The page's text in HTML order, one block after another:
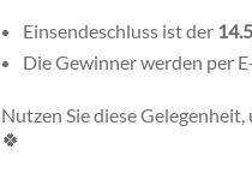
Einsendeschluss ist der
Die Gewinner werden per
Nutzen Sie diese
🍀